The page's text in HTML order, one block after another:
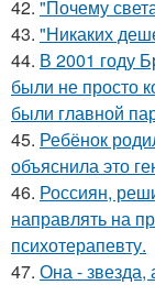
42. "Почему
43. "Никаких
44. В 2001 году
были не просто
были главной
45. Ребёнок
объяснила это
46. Россиян,
направлять на
психотерапевту.
47. Она - звезда,